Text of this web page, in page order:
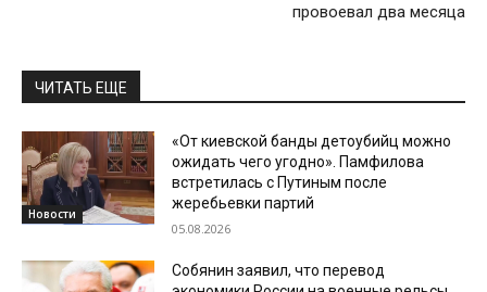
провоевал два месяца
ЧИТАТЬ ЕЩЕ
Новости
«От киевской банды детоубийц можно
ожидать чего угодно». Памфилова
встретилась с Путиным после
жеребьевки партий
05.08.2026
Собянин заявил, что перевод